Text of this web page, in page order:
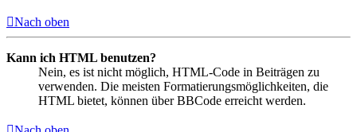
Nach oben
Kann ich HTML benutzen?
Nein, es ist nicht möglich, HTML-Code in Beiträgen zu
verwenden. Die meisten Formatierungsmöglichkeiten, die
HTML bietet, können über BBCode erreicht werden.